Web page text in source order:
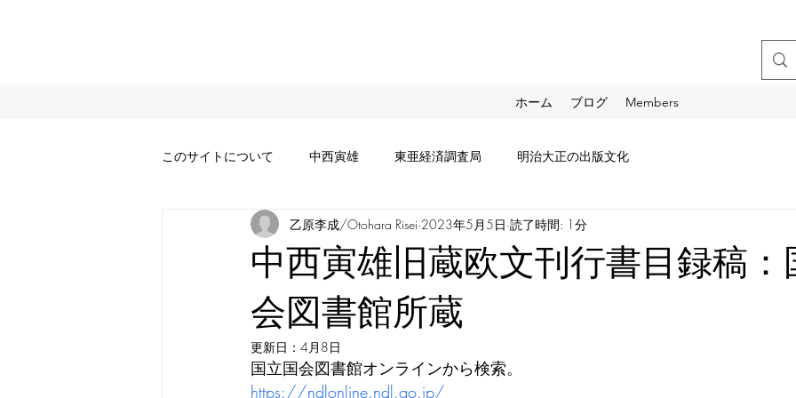
ホーム ブログ Members
このサイトについて 中西寅雄 東亜経済調査局 明治大正の出版文化
中西寅雄旧蔵欧文刊行書目録稿：
会図書館所蔵
乙原李成/Otohara Risei 2023年5月5日 読了時間: 1分
更新日： 4月8日
国立国会図書館オンラインから検索。
https://ndlonline.ndl.go.jp/